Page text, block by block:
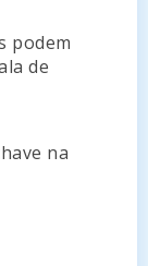
podem
de
na